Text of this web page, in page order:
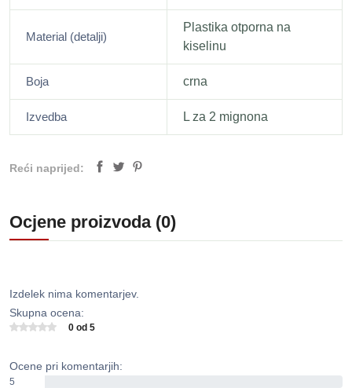
Material (detalji)
Plastika otporna na
kiselinu
Boja crna
Izvedba L za 2 mignona
Reći naprijed:
Ocjene proizvoda (0)
Izdelek nima komentarjev.
Skupna ocena:
0 od 5
Ocene pri komentarjih:
5